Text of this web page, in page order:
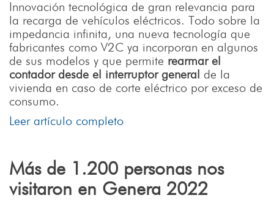
Innovación tecnológica de gran relevancia para
la recarga de vehículos eléctricos. Todo sobre la
impedancia infinita, una nueva tecnología que
fabricantes como V2C ya incorporan en algunos
de sus modelos y que permite rearmar el
contador desde el interruptor general
de la
vivienda en caso de corte eléctrico por exceso de
consumo.
Leer artículo completo
Más de 1.200 personas nos
visitaron en Genera 2022